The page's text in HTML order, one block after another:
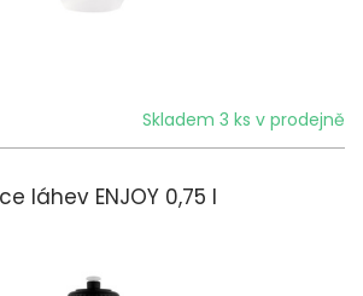
Skladem 3 ks v prodejně
láhev ENJOY 0,75 l